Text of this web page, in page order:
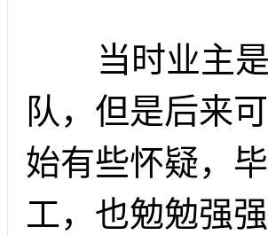
当时业主是
队，但是后来
始有些怀疑，
工，也勉勉强